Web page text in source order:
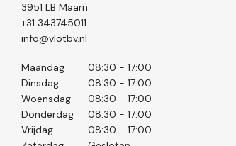
3951 LB Maarn
+31 343745011
info@vlotbv.nl
Maandag
08:30 - 17:00
Dinsdag
08:30 - 17:00
Woensdag
08:30 - 17:00
Donderdag
08.30 - 17:00
Vrijdag
08:30 - 17:00